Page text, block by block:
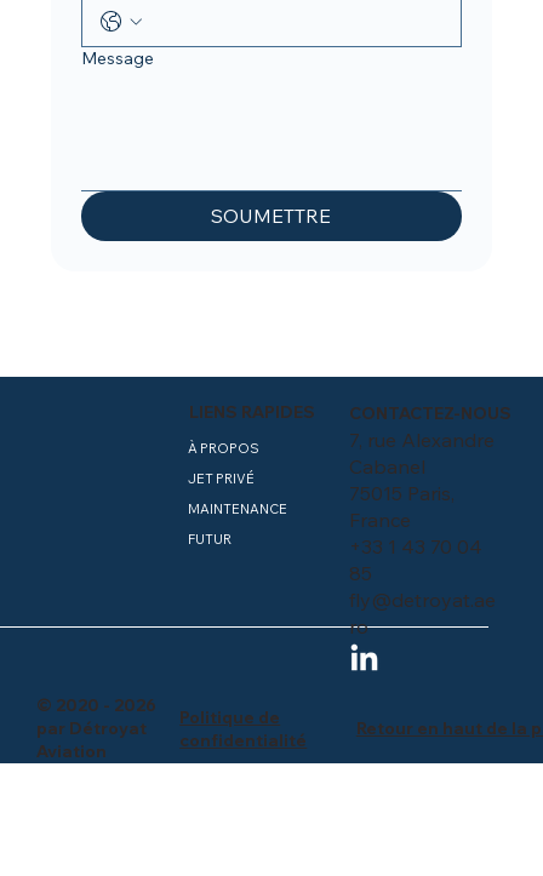
Message
SOUMETTRE
LIENS RAPIDES
À PROPOS
JET PRIVÉ
MAINTENANCE
FUTUR
CONTACTEZ-NOUS
7, rue Alexandre
Cabanel
75015 Paris,
France
+33 1 43 70 04
85
fly@detroyat.ae
ro
© 2020 - 2026
par Détroyat
Aviation
Politique de
confidentialité
Retour en haut de la